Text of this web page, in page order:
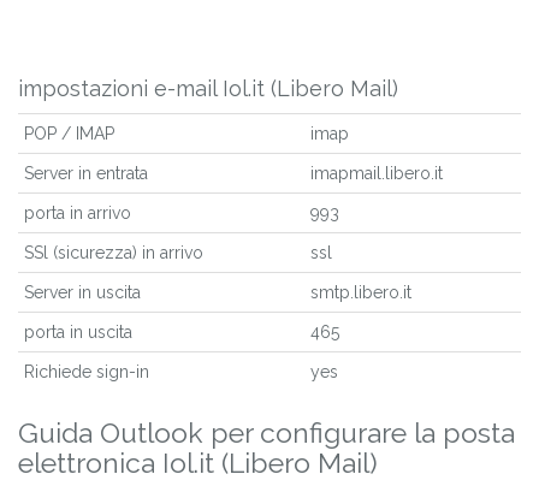
impostazioni e-mail Iol.it (Libero Mail)
POP / IMAP imap
Server in entrata imapmail.libero.it
porta in arrivo 993
SSl (sicurezza) in arrivo ssl
Server in uscita smtp.libero.it
porta in uscita 465
Richiede sign-in yes
Guida Outlook per configurare la posta
elettronica Iol.it (Libero Mail)